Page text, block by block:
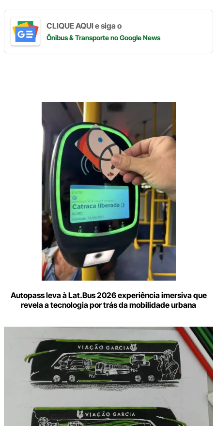
CLIQUE AQUI e siga o
Ônibus & Transporteno Google News
Autopass leva à Lat.Bus 2026 experiência imersiva que
revela a tecnologia por trás da mobilidade urbana